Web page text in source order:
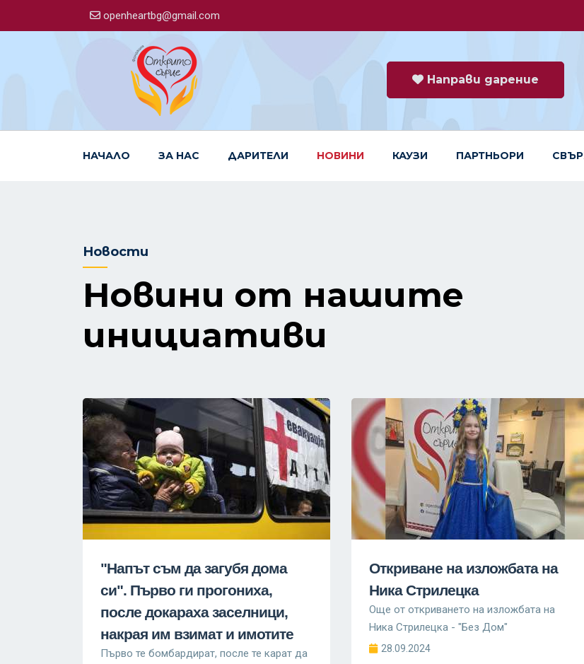
openheartbg@gmail.com
Направи дарение
НАЧАЛО ЗА НАС ДАРИТЕЛИ НОВИНИ КАУЗИ ПАРТНЬОРИ
Новости
Новини от нашите
инициативи
"Напът съм да загубя дома
си". Първо ги прогониха,
после докараха заселници,
накрая им взимат и имотите
Първо те бомбардират, после те карат да
Откриване на изложбата на
Ника Стрилецка
Още от откриването на изложбата на
Ника Стрилецка - "Без Дом"
28.09.2024